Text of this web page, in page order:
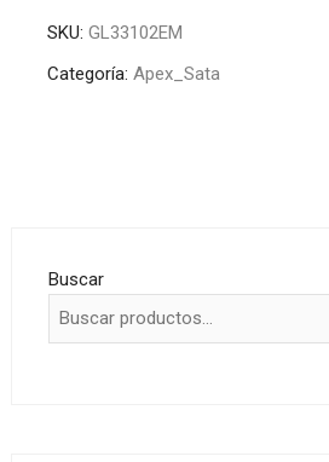
SKU: GL33102EM
Categoría: Apex_Sata
Buscar